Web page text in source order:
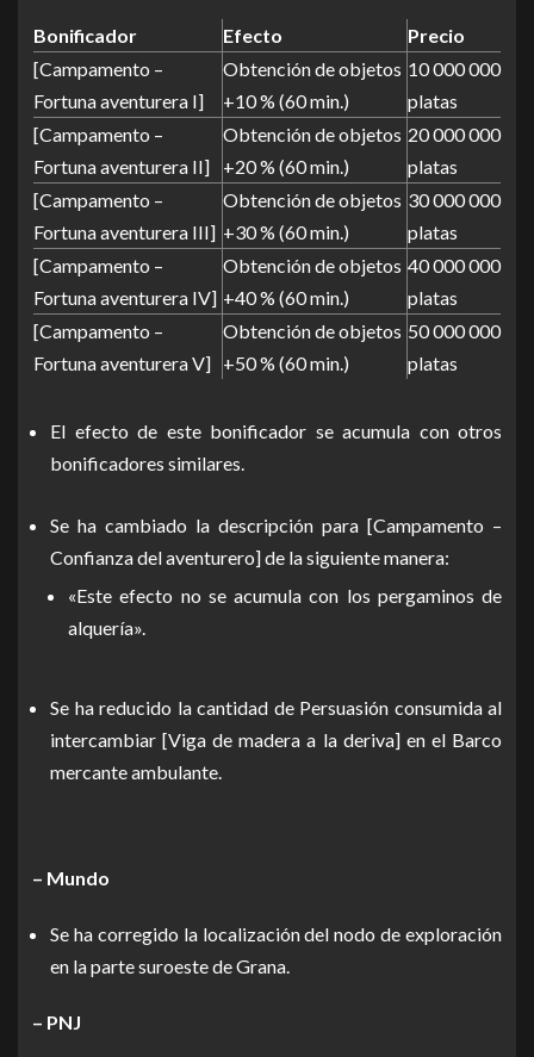
Bonificador Efecto
Precio
[Campamento –
Fortuna aventurera I]
Obtención de objetos
+10 % (60 min.)
10 000 000
platas
[Campamento –
Fortuna aventurera II]
Obtención de objetos
+20 % (60 min.)
20 000 000
platas
[Campamento –
Fortuna aventurera III]
Obtención de objetos
+30 % (60 min.)
30 000 000
platas
[Campamento –
Fortuna aventurera IV]
Obtención de objetos
+40 % (60 min.)
40 000 000
platas
[Campamento –
Fortuna aventurera V]
Obtención de objetos
+50 % (60 min.)
50 000 000
platas
El efecto de este bonificador se acumula con otros
bonificadores similares.
Se ha cambiado la descripción para [Campamento –
Confianza del aventurero] de la siguiente manera:
«Este efecto no se acumula con los pergaminos de
alquería».
Se ha reducido la cantidad de Persuasión consumida al
intercambiar [Viga de madera a la deriva] en el Barco
mercante ambulante.
– Mundo
Se ha corregido la localización del nodo de exploración
en la parte suroeste de Grana.
– PNJ